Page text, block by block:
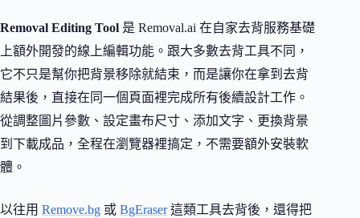
Removal Editing Tool 是 Removal.ai 在自家去背服務基礎
上額外開發的線上編輯功能。跟大多數去背工具不同，
它不只是幫你把背景移除就結束，而是讓你在拿到去背
結果後，直接在同一個頁面裡完成所有後續設計工作。
從調整圖片參數、設定畫布尺寸、添加文字、更換背景
到下載成品，全程在瀏覽器裡搞定，不需要額外安裝軟
體。
以往用 Remove.bg 或 BgEraser這類工具去背後，還得把